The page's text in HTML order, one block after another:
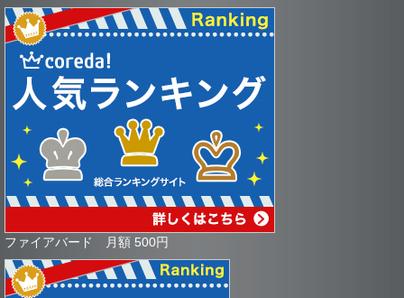
ファイアバード 月額 500円